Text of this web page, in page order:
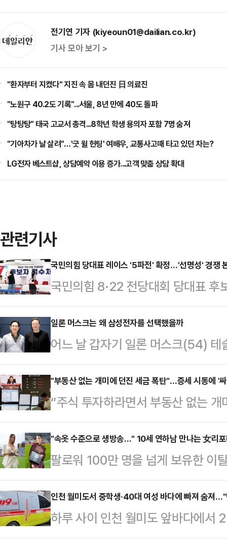
전기연 기자 (kiyeoun01@dailian.co.kr)
기사 모아 보기 >
"환자부터 지켰다" 지진 속 몸 내던진 日 의료진
"노원구 40.2도 기록"...서울, 8년 만에 40도 돌파
"탕탕탕" 태국 고교서 총격...8학년 학생 용의자 포함 7명 숨져
"기아차가 날 살려"…'굿 윌 헌팅' 여배우, 교통사고때 타고 있던 차는?
LG전자 베스트샵, 상담예약 이용 증가...고객 맞춤 상담 확대
관련기사
국민의힘 당대표 레이스 '5파전' 확정…'선명성' 경쟁
국민의힘 8·22 전당대회 당대표
표가 확정됐다. '강경파'로 분류되
안철수·조경태 후보, 그리고 이들
표를 던졌다. 후보 등록 마지막 날
'선명성' 경쟁에 본격 돌입했다.31
따르면 전날부터 이날까지 이틀간
문수 전 고용노동부 장관, 안철수·
총 5…
일론 머스크는 왜 삼성전자를 선택했을까
어느 날 갑자기 일론 머스크(54)
원투수로 등장했다. 트럼프와 사이
해 같은 기간보다 12% 감소하자 1
아닌가. 그렇게 정치판에서 현장경
큰 선물을 던져 주었다.7월 31일
은 참담했다. 종합 반도체를 담당
메모리 반도체 위주인 SK하이닉
중에서도 …
"부동산 없는 개미에 던진 세금 폭탄"…증세 시동에
“주식 투자하라면서 부동산 없는
산에서 주식시장으로 머니무브(자
야 하지 않나”세제 원복과 증세에
게 만들고 있다. 무엇보다 국내 증
이재명 대통령이 약속한 증시 부양
행하고 있다는 지적이다.기획재정
‘2025년 세제 개편안’을 확정했
법인세율 인상 ▲증권거래…
"속옷 수준으로 생방송…" 10세 연하남 만나는 女리
팔로워 100만 명을 넘게 보유한 이
나의 과한 노출 의상이 화제의 중
에 따르면 엘레오노라 인카르도나
스타디움에서 열린 PSG와 바이에
착용했다.공개된 사진에 따르면 인
인천 월미도서 중학생·40대 여성 바다에 빠져 숨져
하루 사이 인천 월미도 앞바다에서
부 등에 따르면 지난달 30일 오후